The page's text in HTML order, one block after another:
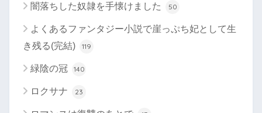
闇落ちした奴隷を手懐けました 50
よくあるファンタジー小説で崖っぷち妃として生
き残る(完結)
119
緑陰の冠 140
ロクサナ 23